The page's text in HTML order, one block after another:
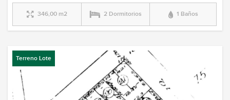
346,00 m2 2 Dormitorios 1 Baños
Terreno Lote